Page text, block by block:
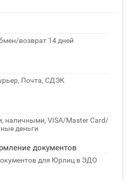
возврат 14 дней
Почта, СДЭК
наличными, VISA/Master Card/
деньги
документов
для Юрлиц в ЭДО